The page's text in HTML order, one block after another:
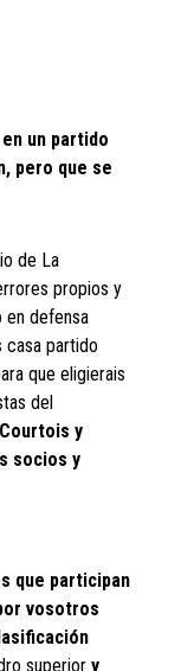
un partido
pero que se
de La
propios y
en defensa
casa partido
que eligierais
del
y
socios y
que participan
vosotros
superiory